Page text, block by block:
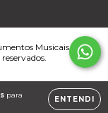
para
ENTENDI
Musicais e